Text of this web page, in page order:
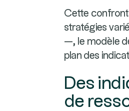
Cette
stratégies
—, le modèle
plan des
Des
de